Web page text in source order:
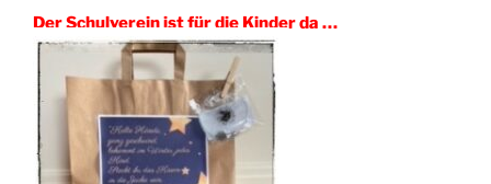
Der Schulverein ist für die Kinder da …